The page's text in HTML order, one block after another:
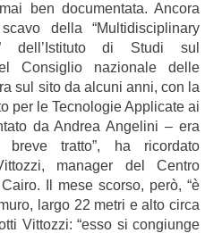
ben documentata. Ancora
della “Multidisciplinary
dell’Istituto di Studi sul
Consiglio nazionale delle
sul sito da alcuni anni, con la
per le Tecnologie Applicate ai
da Andrea Angelini – era
tratto”, ha ricordato
manager del Centro
Il mese scorso, però, “è
largo 22 metri e alto circa
Vittozzi: “esso si congiunge